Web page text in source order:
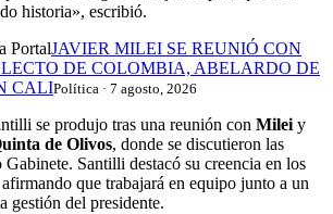
historia», escribió.
PortalJAVIER MILEI SE REUNIÓ CON
DE COLOMBIA, ABELARDO DE
CALIPolítica · 7 agosto, 2026
se produjo tras una reunión con Mileiy
de Olivos, donde se discutieron las
Santilli destacó su creencia en los
que trabajará en equipo junto a un
gestión del presidente.